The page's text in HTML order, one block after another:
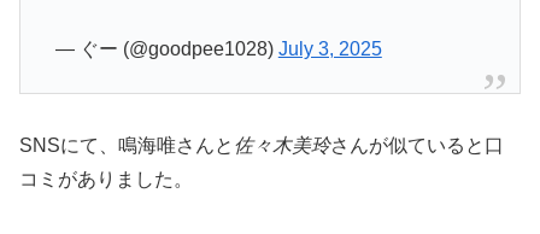
— ぐー (@goodpee1028) July 3, 2025
SNSにて、鳴海唯さんと 佐々木美玲さんが似ていると口
コミがありました。